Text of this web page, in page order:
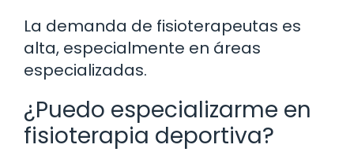
La demanda de fisioterapeutas es
alta, especialmente en áreas
especializadas.
¿Puedo especializarme en
fisioterapia deportiva?